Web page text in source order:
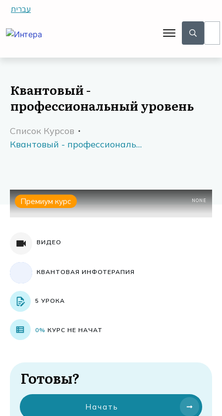
עברית
Квантовый -
профессиональный уровень
Список Курсов
Квантовый - профессиональный уровень
Премиум курс NONE
ВИДЕО
КВАНТОВАЯ ИНФОТЕРАПИЯ
5 УРОКА
0% КУРС НЕ НАЧАТ
Готовы?
Начать